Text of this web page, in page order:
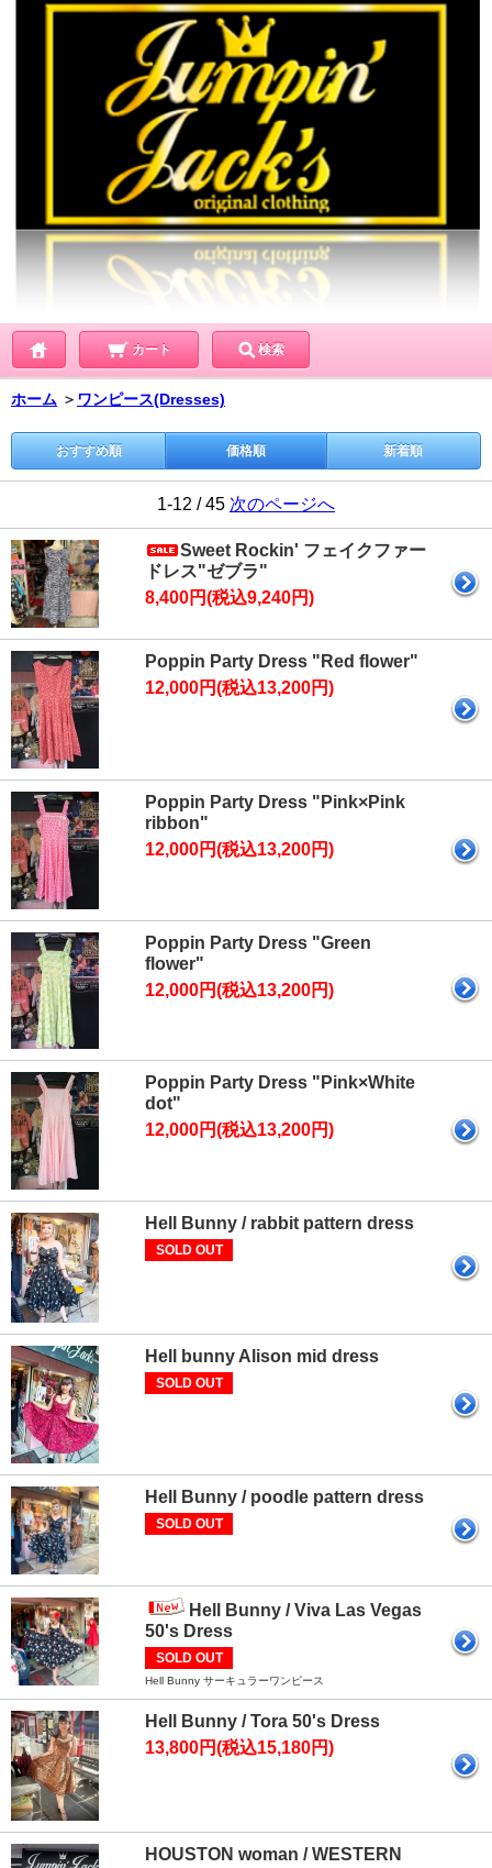
カート 検索
ホーム ＞ ワンピース(Dresses)
おすすめ順 価格順 新着順
1-12 / 45 次のページへ
Sweet Rockin' フェイクファー
ドレス"ゼブラ"
8,400円(税込9,240円)
Poppin Party Dress "Red flower"
12,000円(税込13,200円)
Poppin Party Dress "Pink×Pink
ribbon"
12,000円(税込13,200円)
Poppin Party Dress "Green
flower"
12,000円(税込13,200円)
Poppin Party Dress "Pink×White
dot"
12,000円(税込13,200円)
Hell Bunny / rabbit pattern dress
SOLD OUT
Hell bunny Alison mid dress
SOLD OUT
Hell Bunny / poodle pattern dress
SOLD OUT
Hell Bunny / Viva Las Vegas
50's Dress
SOLD OUT
Hell Bunny サーキュラーワンピース
Hell Bunny / Tora 50's Dress
13,800円(税込15,180円)
HOUSTON woman / WESTERN